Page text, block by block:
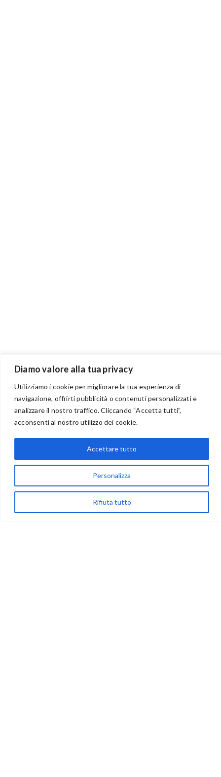
Diamo valore alla tua privacy
Utilizziamo i cookie per migliorare la tua esperienza di
navigazione, offrirti pubblicità o contenuti personalizzati e
analizzare il nostro traffico. Cliccando “Accetta tutti”,
acconsenti al nostro utilizzo dei cookie.
Personalizza
Rifiuta tutto
Accettare tutto
BENVENUTI NEL PORTALE RIVENDITORI
via Acqua delle Noci 12
83024 Monteforte Irpino (AV)
(+39) 081-7777233
info@ideepercreare.it